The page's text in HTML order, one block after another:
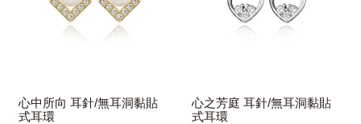
心中所向 耳針/無耳洞黏貼
式耳環
心之芳庭 耳針/無耳洞黏貼
式耳環